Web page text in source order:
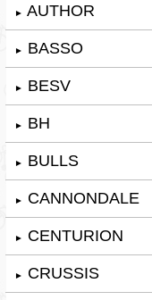
► AUTHOR
► BASSO
► BESV
► BH
► BULLS
► CANNONDALE
► CENTURION
► CRUSSIS